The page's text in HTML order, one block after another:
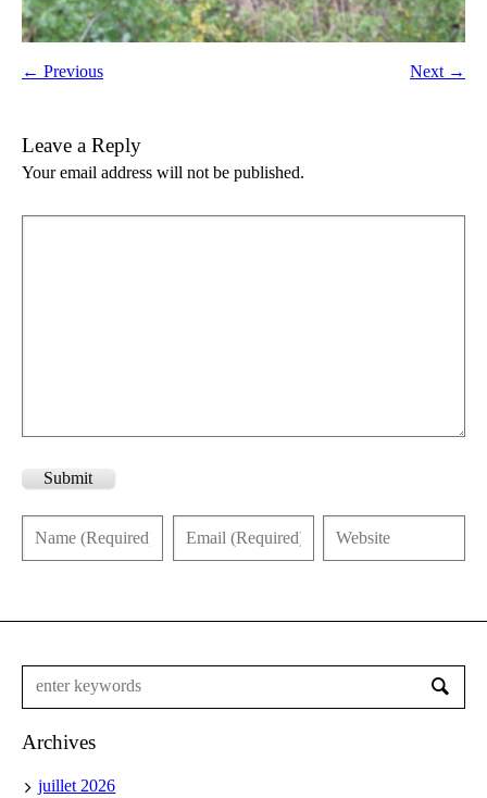
← Previous Next →
Leave a Reply
Your email address will not be published.
Submit
Archives
juillet 2026